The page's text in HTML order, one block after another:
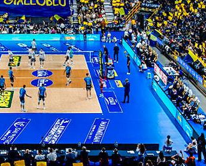
e Instagram) o inviando una mail a
di giornata, 6 punti al secondo
della stagione, invece, il 1°